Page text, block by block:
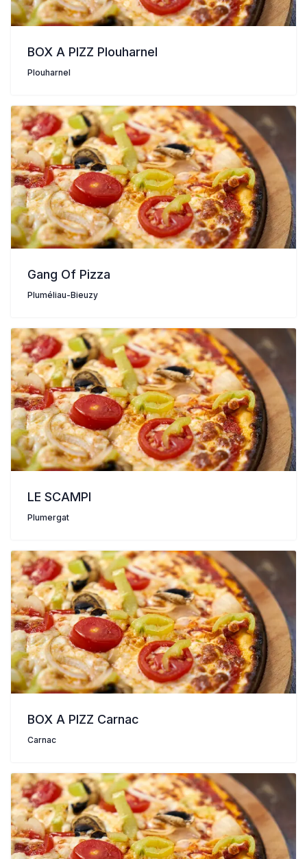
BOX A PIZZ Plouharnel
Plouharnel
Gang Of Pizza
Pluméliau-Bieuzy
LE SCAMPI
Plumergat
BOX A PIZZ Carnac
Carnac